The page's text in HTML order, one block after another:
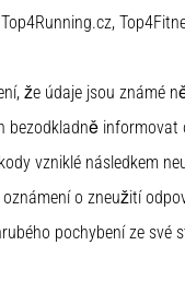
že údaje jsou známé
bezodkladně
vzniklé následkem
o zneužití
pochybení ze své